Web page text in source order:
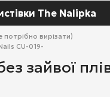
The Nalipka
потрібно вирізати)
CU-019-
зайвої